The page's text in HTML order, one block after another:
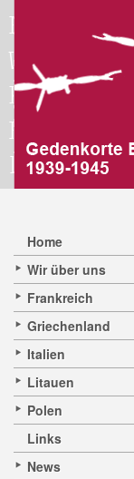
Home
Wir über uns
Frankreich
Griechenland
Italien
Litauen
Polen
Links
News